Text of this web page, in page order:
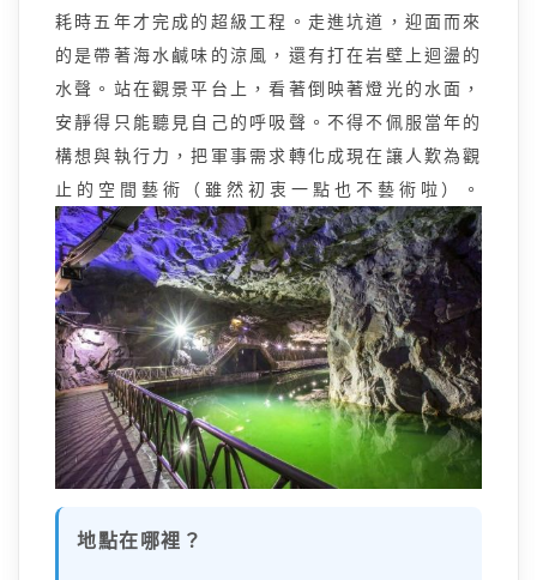
耗時五年才完成的超級工程。走進坑道，迎面而來
的是帶著海水鹹味的涼風，還有打在岩壁上迴盪的
水聲。站在觀景平台上，看著倒映著燈光的水面，
安靜得只能聽見自己的呼吸聲。不得不佩服當年的
構想與執行力，把軍事需求轉化成現在讓人歎為觀
止的空間藝術（雖然初衷一點也不藝術啦）。
地點在哪裡？